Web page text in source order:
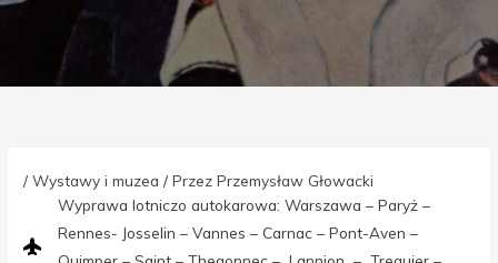
/Wystawy i muzea / PrzezPrzemysław Głowacki
Wyprawa lotniczo autokarowa: Warszawa – Paryż –
Rennes- Josselin – Vannes – Carnac – Pont-Aven –